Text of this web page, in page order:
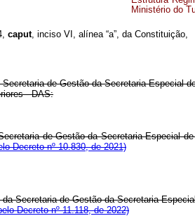
Ministério do
caput, inciso VI, alínea “a”, da Constituição,
de Gestão da Secretaria
- DAS:
de Gestão da Secretaria Especial
Decreto nº 10.830, de 2021)
Secretaria de Gestão da Secretaria
Decreto nº 11.118, de 2022)